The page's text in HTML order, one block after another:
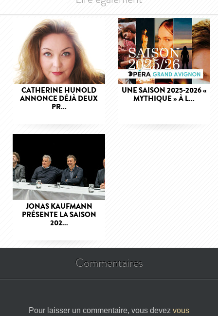
CATHERINE HUNOLD
ANNONCE DÉJÀ DEUX
PR...
UNE SAISON 2025-2026 «
MYTHIQUE » À L...
JONAS KAUFMANN
PRÉSENTE LA SAISON
202...
Commentaires
Pour laisser un commentaire, vous devez vous